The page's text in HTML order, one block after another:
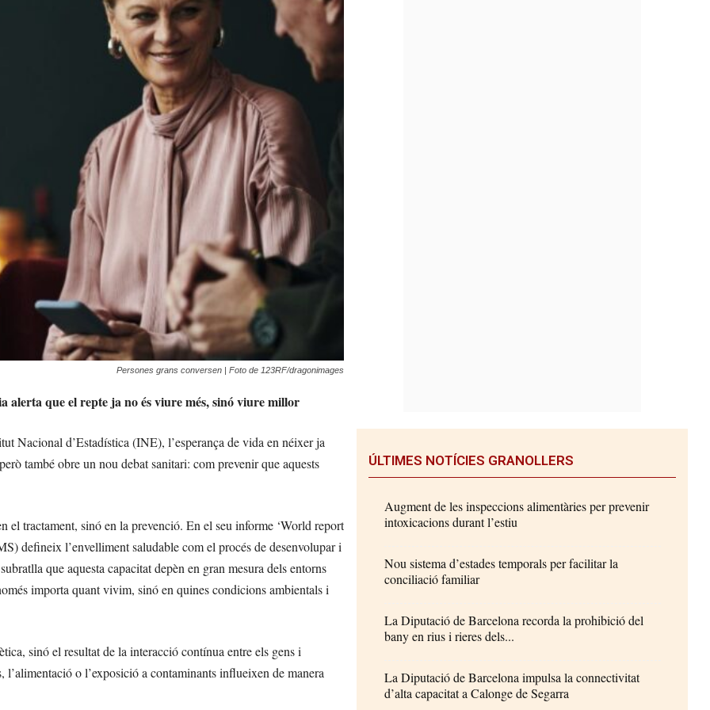
Persones grans conversen | Foto de 123RF/dragonimages
alerta que el repte ja no és viure més, sinó viure millor
Nacional d’Estadística (INE), l’esperança de vida en néixer ja
també obre un nou debat sanitari: com prevenir que aquests
tractament, sinó en la prevenció. En el seu informe ‘World report
defineix l’envelliment saludable com el procés de desenvolupar i
que aquesta capacitat depèn en gran mesura dels entorns
importa quant vivim, sinó en quines condicions ambientals i
sinó el resultat de la interacció contínua entre els gens i
l’alimentació o l’exposició a contaminants influeixen de manera
ÚLTIMES NOTÍCIES GRANOLLERS
Augment de les inspeccions alimentàries per prevenir
intoxicacions durant l’estiu
Nou sistema d’estades temporals per facilitar la
conciliació familiar
La Diputació de Barcelona recorda la prohibició del
bany en rius i rieres dels...
La Diputació de Barcelona impulsa la connectivitat
d’alta capacitat a Calonge de Segarra